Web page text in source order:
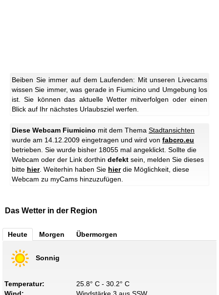
Beiben Sie immer auf dem Laufenden: Mit unseren Livecams
wissen Sie immer, was gerade in Fiumicino und Umgebung los
ist. Sie können das aktuelle Wetter mitverfolgen oder einen
Blick auf Ihr nächstes Urlaubsziel werfen.
Diese Webcam Fiumicino mit dem Thema Stadtansichten
wurde am 14.12.2009 eingetragen und wird von fabcro.eu
betrieben. Sie wurde bisher 18055 mal angeklickt. Sollte die
Webcam oder der Link dorthin defekt sein, melden Sie dieses
bitte hier. Weiterhin haben Sie hierdie Möglichkeit, diese
Webcam zu myCams hinzuzufügen.
Das Wetter in der Region
Heute Morgen Übermorgen
Sonnig
Temperatur:
25.8° C - 30.2° C